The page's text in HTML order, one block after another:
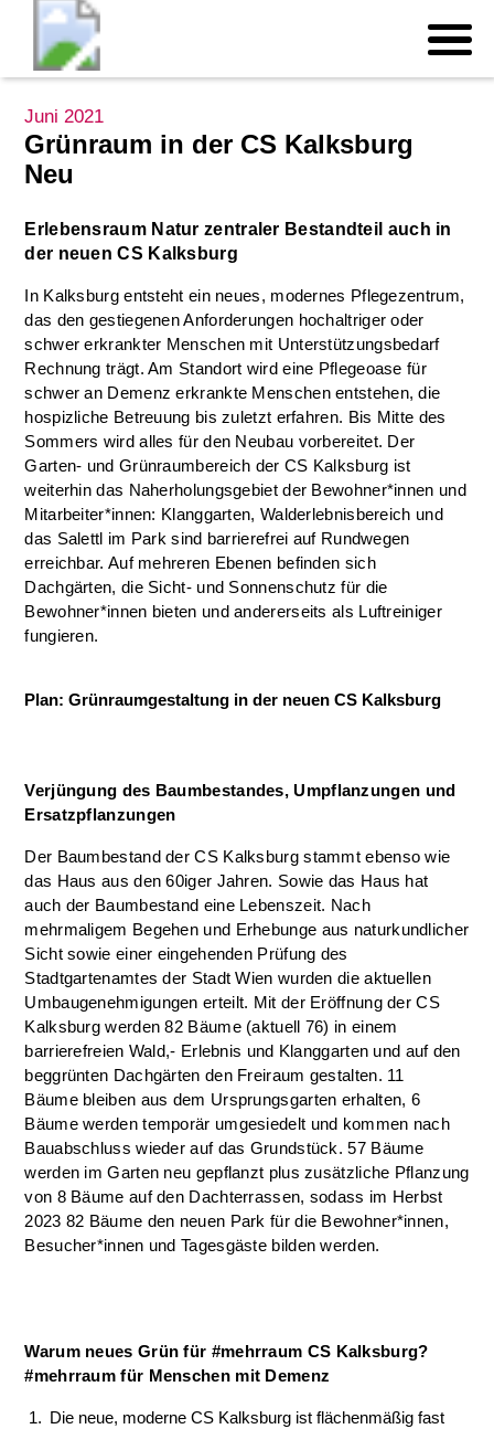
Juni 2021
Grünraum in der CS Kalksburg
Neu
Erlebensraum Natur zentraler Bestandteil auch in
der neuen CS Kalksburg
In Kalksburg entsteht ein neues, modernes Pflegezentrum,
das den gestiegenen Anforderungen hochaltriger oder
schwer erkrankter Menschen mit Unterstützungsbedarf
Rechnung trägt. Am Standort wird eine Pflegeoase für
schwer an Demenz erkrankte Menschen entstehen, die
hospizliche Betreuung bis zuletzt erfahren. Bis Mitte des
Sommers wird alles für den Neubau vorbereitet. Der
Garten- und Grünraumbereich der CS Kalksburg ist
weiterhin das Naherholungsgebiet der Bewohner*innen und
Mitarbeiter*innen: Klanggarten, Walderlebnisbereich und
das Salettl im Park sind barrierefrei auf Rundwegen
erreichbar. Auf mehreren Ebenen befinden sich
Dachgärten, die Sicht- und Sonnenschutz für die
Bewohner*innen bieten und andererseits als Luftreiniger
fungieren.
Plan: Grünraumgestaltung in der neuen CS Kalksburg
Verjüngung des Baumbestandes, Umpflanzungen und
Ersatzpflanzungen
Der Baumbestand der CS Kalksburg stammt ebenso wie
das Haus aus den 60iger Jahren. Sowie das Haus hat
auch der Baumbestand eine Lebenszeit. Nach
mehrmaligem Begehen und Erhebunge aus naturkundlicher
Sicht sowie einer eingehenden Prüfung des
Stadtgartenamtes der Stadt Wien wurden die aktuellen
Umbaugenehmigungen erteilt. Mit der Eröffnung der CS
Kalksburg werden 82 Bäume (aktuell 76) in einem
barrierefreien Wald,- Erlebnis und Klanggarten und auf den
beggrünten Dachgärten den Freiraum gestalten. 11
Bäume bleiben aus dem Ursprungsgarten erhalten, 6
Bäume werden temporär umgesiedelt und kommen nach
Bauabschluss wieder auf das Grundstück. 57 Bäume
werden im Garten neu gepflanzt plus zusätzliche Pflanzung
von 8 Bäume auf den Dachterrassen, sodass im Herbst
2023 82 Bäume den neuen Park für die Bewohner*innen,
Besucher*innen und Tagesgäste bilden werden.
Warum neues Grün für #mehrraum CS Kalksburg?
#mehrraum für Menschen mit Demenz
Die neue, moderne CS Kalksburg ist flächenmäßig fast